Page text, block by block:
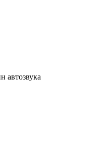
автозвука